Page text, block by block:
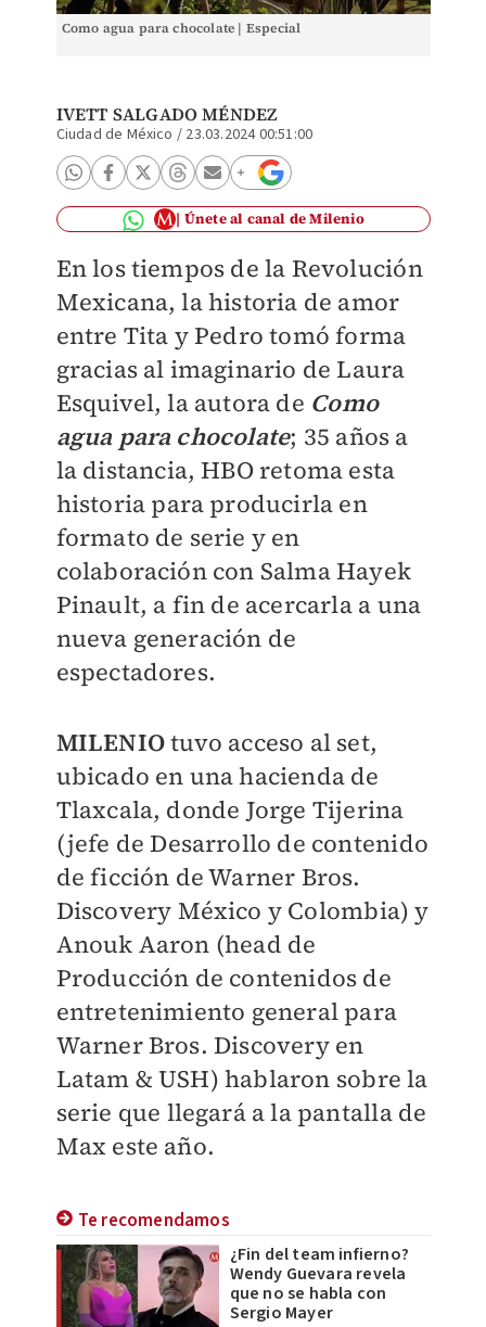
Como agua para chocolate | Especial
IVETT SALGADO MÉNDEZ
Ciudad de México / 23.03.2024 00:51:00
Únete al canal de Milenio
En los tiempos de la Revolución
Mexicana, la historia de amor
entre Tita y Pedro tomó forma
gracias al imaginario de Laura
Esquivel, la autora de Como
agua para chocolate; 35 años a
la distancia, HBO retoma esta
historia para producirla en
formato de serie y en
colaboración con Salma Hayek
Pinault, a fin de acercarla a una
nueva generación de
espectadores.
MILENIOtuvo acceso al set,
ubicado en una hacienda de
Tlaxcala, donde Jorge Tijerina
(jefe de Desarrollo de contenido
de ficción de Warner Bros.
Discovery México y Colombia) y
Anouk Aaron (head de
Producción de contenidos de
entretenimiento general para
Warner Bros. Discovery en
Latam & USH) hablaron sobre la
serie que llegará a la pantalla de
Max este año.
Te recomendamos
¿Fin del team infierno?
Wendy Guevara revela
que no se habla con
Sergio Mayer